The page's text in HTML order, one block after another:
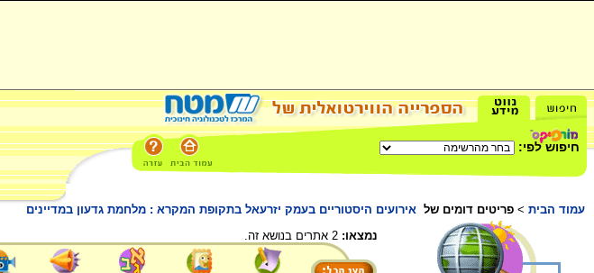
חיפוש לפי:
עמוד הבית > פריטים דומים של אירועים היסטוריים בעמק יזרעאל בתקופת המקרא : מלחמת גדעון במדיינים
נמצאו: